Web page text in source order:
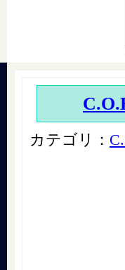
カテゴリ：